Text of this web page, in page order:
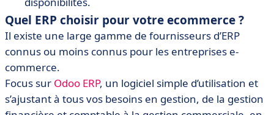
Quel ERP choisir pour votre ecommerce ?
Il existe une large gamme de fournisseurs d’ERP
connus ou moins connus pour les entreprises e-
commerce.
Focus sur Odoo ERP, un logiciel simple d’utilisation et
s’ajustant à tous vos besoins en gestion, de la gestion